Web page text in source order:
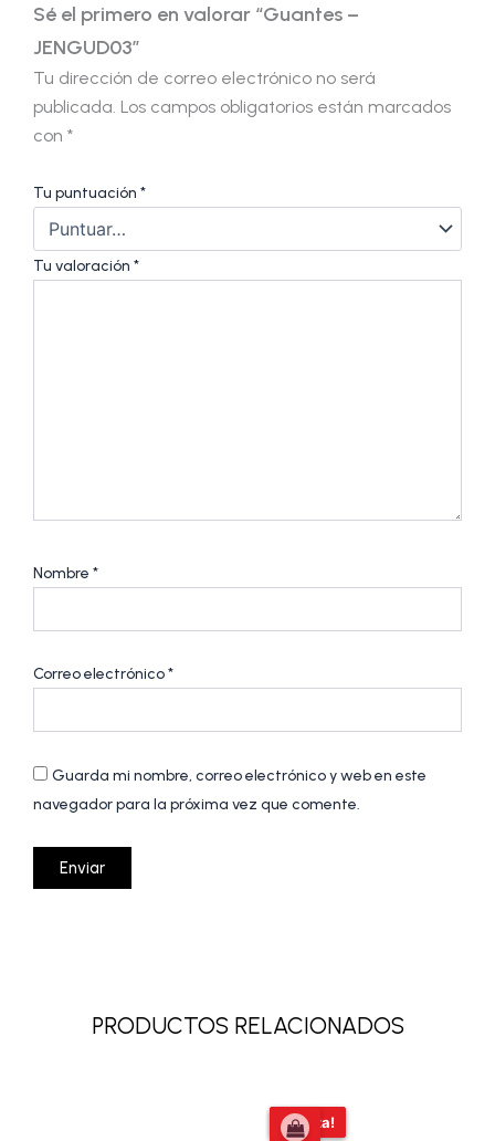
Sé el primero en valorar “Guantes –
JENGUD03”
Tu dirección de correo electrónico no será
publicada. Los campos obligatorios están marcados
con *
Tu puntuación *
Tu valoración *
Nombre *
Correo electrónico*
Guarda mi nombre, correo electrónico y web en este
navegador para la próxima vez que comente.
PRODUCTOS RELACIONADOS
¡Oferta!
¡Oferta!